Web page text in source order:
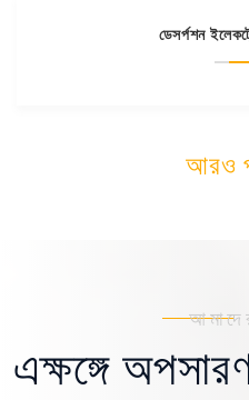
ডেসর্পশন
আরও
এক্ষঙ্গে